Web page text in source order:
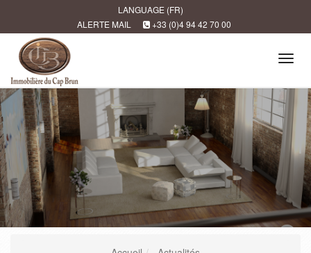
LANGUAGE (FR)
ALERTE MAIL
+33 (0)4 94 42 70 00